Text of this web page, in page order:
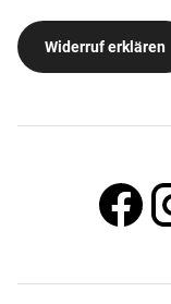
Widerruf erklären